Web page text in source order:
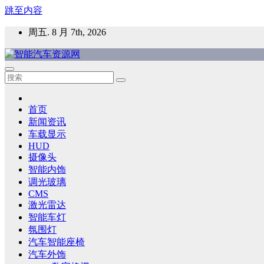
跳至内容
周五. 8 月 7th, 2026
智能汽车资源网
智能表面，智能内饰，新能源汽车，HMI，人车交互，智能车
首页
新闻资讯
车载显示
HUD
摄像头
智能内饰
调光玻璃
CMS
激光雷达
智能车灯
氛围灯
汽车智能座椅
汽车外饰